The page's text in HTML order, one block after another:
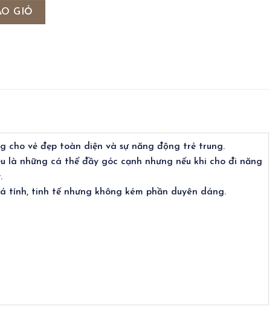
DISC số lượng
GIỎ
cho vẻ đẹp toàn diện và sự năng động trẻ trung.
những cá thể đầy góc cạnh nhưng nếu khi cho đi năng
tính, tinh tế nhưng không kém phần duyên dáng.